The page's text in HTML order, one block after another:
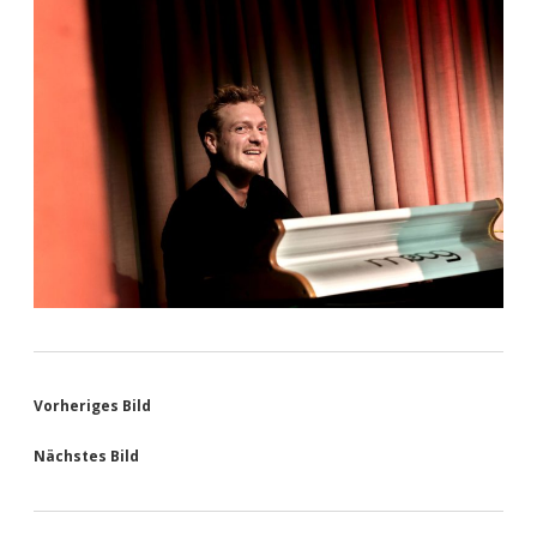
Vorheriges Bild
Nächstes Bild